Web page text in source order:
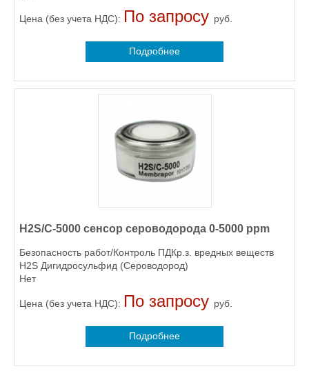
Цена (без учета НДС): По запросу руб.
Подробнее
H2S/C-5000 сенсор сероводорода 0-5000 ppm
Безопасность работ/Контроль ПДКр.з. вредных веществ
H2S Дигидросульфид (Сероводород)
Нет
Цена (без учета НДС): По запросу руб.
Подробнее